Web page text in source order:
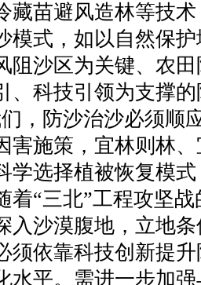
藏苗避风造林等技
模式，如以自然保
阻沙区为关键、农
、科技引领为支撑
，防沙治沙必须顺
害施策，宜林则林
学选择植被恢复模
着“三北”工程攻坚
入沙漠腹地，立地
须依靠科技创新提
水平。需进一步加